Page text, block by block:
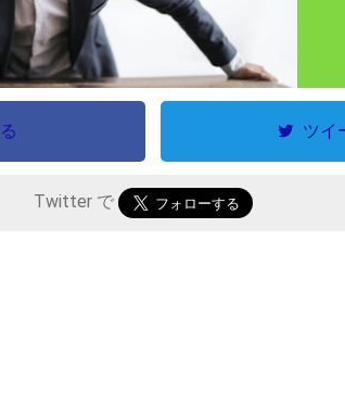
ツイ
Twitter で